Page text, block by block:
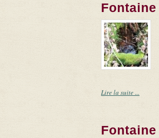
Lire la suite ...